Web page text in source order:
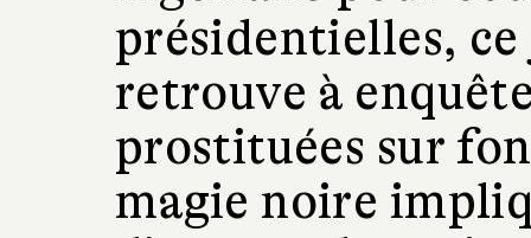
présidentielles,
retrouve à
prostituées sur
magie noire